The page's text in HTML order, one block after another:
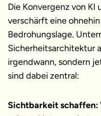
Die Konvergenz von
verschärft eine
Bedrohungslage.
Sicherheitsarchitektur
irgendwann, sondern
sind dabei zentral:
Sichtbarkeit schaffen: